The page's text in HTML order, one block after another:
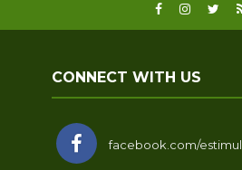
CONNECT WITH US
facebook.com/estimul